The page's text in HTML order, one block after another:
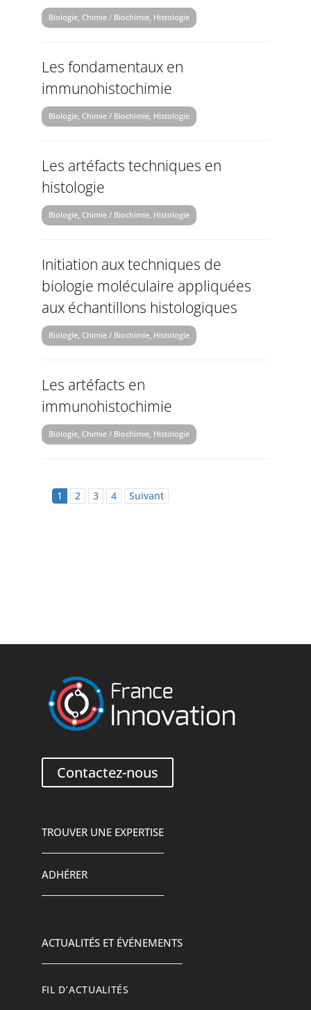
Biologie, Chimie / Biochimie, Histologie
Les fondamentaux en
immunohistochimie
Biologie, Chimie / Biochimie, Histologie
Les artéfacts techniques en
histologie
Biologie, Chimie / Biochimie, Histologie
Initiation aux techniques de
biologie moléculaire appliquées
aux échantillons histologiques
Biologie, Chimie / Biochimie, Histologie
Les artéfacts en
immunohistochimie
Biologie, Chimie / Biochimie, Histologie
1 2 3 4 Suivant
Contactez-nous
TROUVER UNE EXPERTISE
ADHÉRER
ACTUALITÉS ET ÉVÉNEMENTS
FIL D’ACTUALITÉS